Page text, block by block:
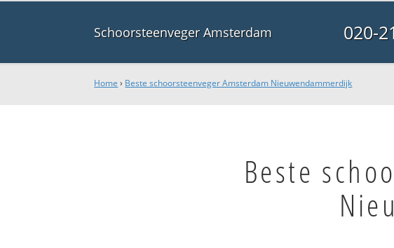
Schoorsteenveger Amsterdam 020-
Home › Beste schoorsteenveger Amsterdam Nieuwendammerdijk
Beste